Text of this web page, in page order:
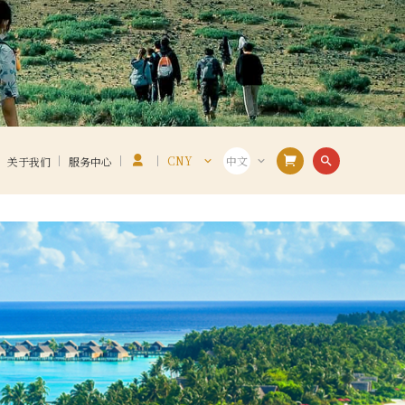
关于我们 服务中心 CNY
VND
USD
CNY
中文
ENG
中文
search